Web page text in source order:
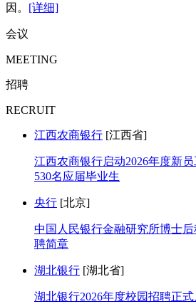
因。 [详细]
会议
MEETING
招聘
RECRUIT
江西农商银行 [江西省]
江西农商银行启动2026年度新
530名应届毕业生
央行 [北京]
中国人民银行金融研究所博士
聘简章
湖北银行 [湖北省]
湖北银行2026年度校园招聘正式